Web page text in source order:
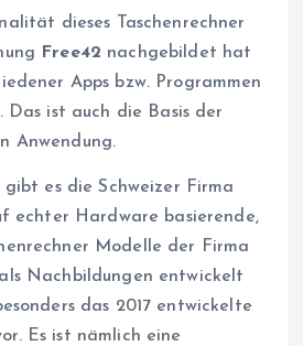
dieses Taschenrechner
Free42 nachgebildet hat
Apps bzw. Programmen
Das ist auch die Basis der
Anwendung.
gibt es die Schweizer Firma
echter Hardware basierende,
Modelle der Firma
Nachbildungen entwickelt
das 2017 entwickelte
Es ist nämlich eine